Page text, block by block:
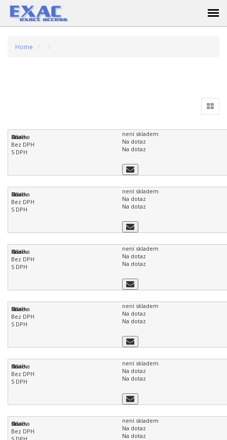
Home
není skladem
Na dotaz
Na dotaz
není skladem
Na dotaz
Na dotaz
není skladem
Na dotaz
Na dotaz
není skladem
Na dotaz
Na dotaz
není skladem
Na dotaz
Na dotaz
není skladem
Na dotaz
Na dotaz